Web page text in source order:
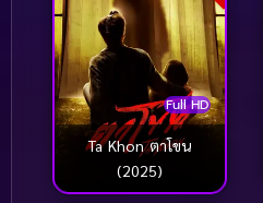
Full HD
Ta Khon ตาโขน
(2025)